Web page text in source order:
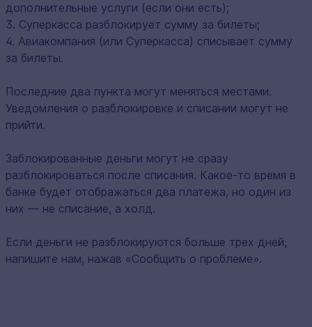
дополнительные услуги (если они есть);
3. Суперкасса разблокирует сумму за билеты;
4. Авиакомпания (или Суперкасса) списывает сумму
за билеты.
Последние два пункта могут меняться местами.
Уведомления о разблокировке и списании могут не
прийти.
Заблокированные деньги могут не сразу
разблокироваться после списания. Какое-то время в
банке будет отображаться два платежа, но один из
них — не списание, а холд.
Если деньги не разблокируются больше трех дней,
напишите нам, нажав «Сообщить о проблеме».